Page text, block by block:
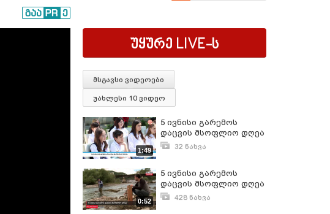
უყურე LIVE-ს
მსგავსი ვიდეოები
უახლესი 10 ვიდეო
1:49
5 ივნისი გარემოს
დაცვის მსოფლიო დღეა
32 ნახვა
0:52
5 ივნისი გარემოს
დაცვის მსოფლიო დღეა
428 ნახვა